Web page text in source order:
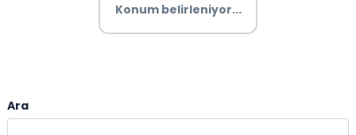
Konum belirleniyor...
Ara